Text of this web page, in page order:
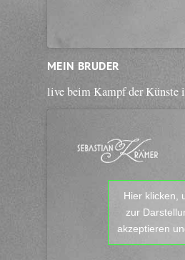
MEIN BRUDER
live beim Kampf der Künste
Hier klicken,
zur
akzeptieren